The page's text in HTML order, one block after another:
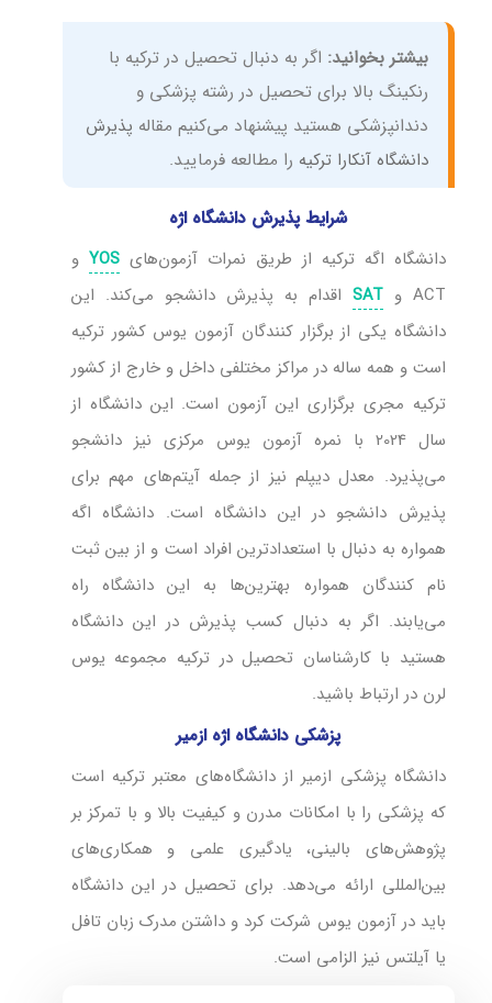
بیشتر بخوانید: اگر به دنبال تحصیل در ترکیه با
رنکینگ بالا برای تحصیل در رشته پزشکی و
دندانپزشکی هستید پیشنهاد می‌کنیم مقاله پذیرش
دانشگاه آنکارا ترکیه را مطالعه فرمایید.
شرایط پذیرش دانشگاه اژه
دانشگاه اگه ترکیه از طریق نمرات آزمون‌هایYOS و
ACT و
SAT اقدام به پذیرش دانشجو می‌کند. این
دانشگاه یکی از برگزار کنندگان آزمون یوس کشور ترکیه
است و همه ساله در مراکز مختلفی داخل و خارج از کشور
ترکیه مجری برگزاری این آزمون است. این دانشگاه از
سال 2024 با نمره آزمون یوس مرکزی نیز دانشجو
می‌پذیرد. معدل دیپلم نیز از جمله آیتم‌های مهم برای
پذیرش دانشجو در این دانشگاه است. دانشگاه اگه
همواره به دنبال با استعدادترین افراد است و از بین ثبت
نام کنندگان همواره بهترین‌ها به این دانشگاه راه
می‌یابند. اگر به دنبال کسب پذیرش در این دانشگاه
هستید با کارشناسان تحصیل در ترکیه مجموعه یوس
لرن در ارتباط باشید.
پزشکی دانشگاه اژه ازمیر
دانشگاه پزشکی ازمیر از دانشگاه‌های معتبر ترکیه است
که پزشکی را با امکانات مدرن و کیفیت بالا و با تمرکز بر
پژوهش‌های بالینی، یادگیری علمی و همکاری‌های
بین‌المللی ارائه می‌دهد. برای تحصیل در این دانشگاه
باید در آزمون یوس شرکت کرد و داشتن مدرک زبان تافل
یا آیلتس نیز الزامی است.